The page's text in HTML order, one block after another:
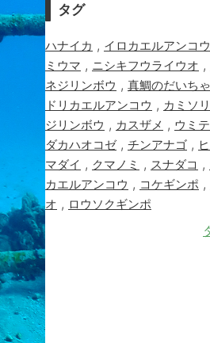
タグ
ハナイカ , イロカエルアンコウ
ミウマ , ニシキフウライウオ ,
ネジリンボウ , 真鯛のだいち
ドリカエルアンコウ , カミソ
ジリンボウ , カスザメ , ウミ
ダカハオコゼ, チンアナゴ ,
マダイ , クマノミ , スナダコ ,
カエルアンコウ , コケギンポ ,
オ , ロウソクギンポ